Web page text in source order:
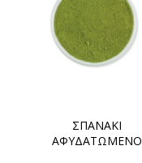
ΣΠΑΝΑΚΙ
ΑΦΥΔΑΤΩΜΕΝΟ